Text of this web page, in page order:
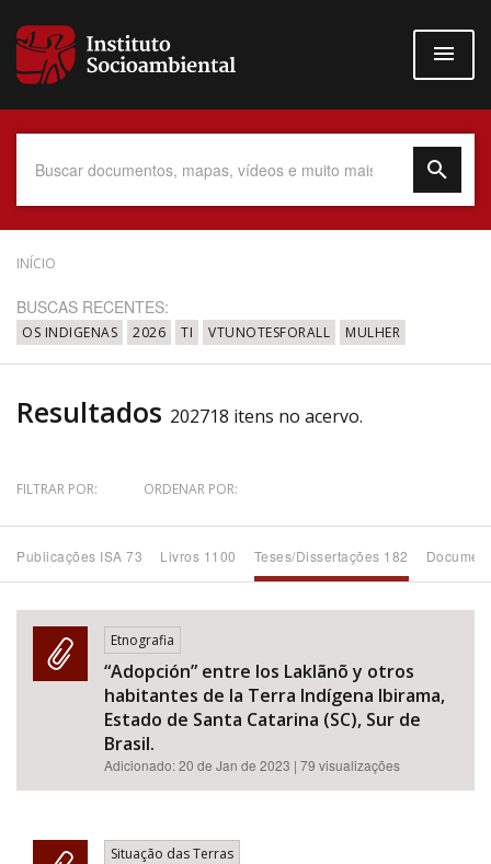
para
conteúdo
Data do Documento
Até
Povo Indígena
Subtema
Área de Levantamento
Área Protegida
INÍCIO
BUSCAS RECENTES:
OS INDIGENAS 2026 TI VTUNOTESFORALL MULHER
Resultados 202718 itens no acervo.
FILTRAR POR: ORDENAR POR:
Publicações ISA 73 Livros 1100 Teses/Dissertações 182
Etnografia
“Adopción” entre los Laklãnõ y otros
habitantes de la Terra Indígena Ibirama,
Estado de Santa Catarina (SC), Sur de
Brasil.
Adicionado:20 de Jan de 2023 | 79 visualizações
Situação das Terras